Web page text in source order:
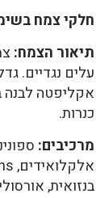
חלקי צמח
תיאור הצמח:
עלים נגדיים.
אקליפטה לבנה
כנרות.
מרכיבים:
בנזואית,